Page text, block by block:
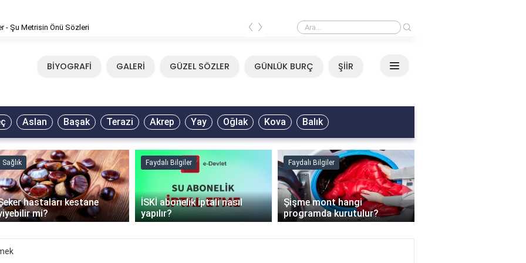
- Şu Metrisin Önü Sözleri Mirkelam - Tavla Sözleri
‹ ›
BİYOGRAFİ GALERİ GÜZEL SÖZLER GÜNLÜK BURÇ ŞİİR
Aslan Başak Terazi Akrep Yay Oğlak Kova Balık
Sağlık
hastaları kestane
mi?
Faydalı Bilgiler
İSKİ abonelik iptali nasıl
yapılır?
Faydalı Bilgiler
Şişme mont hangi
programda kurutulur?
›